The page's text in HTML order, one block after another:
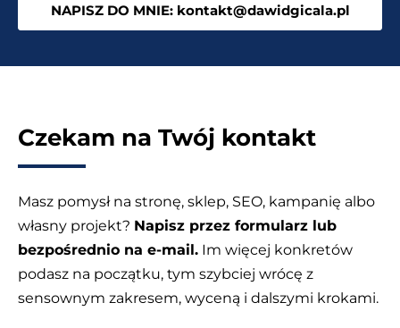
NAPISZ DO MNIE: kontakt@dawidgicala.pl
Czekam na Twój kontakt
Masz pomysł na stronę, sklep, SEO, kampanię albo
własny projekt? Napisz przez formularz lub
bezpośrednio na e-mail. Im więcej konkretów
podasz na początku, tym szybciej wrócę z
sensownym zakresem, wyceną i dalszymi krokami.